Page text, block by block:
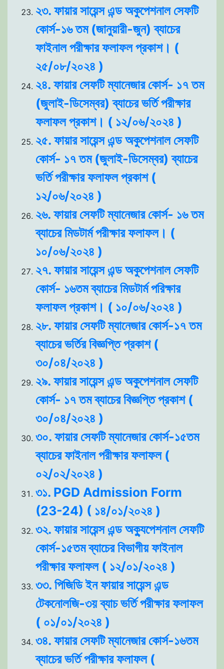
২৩. ফায়ার সায়েন্স এন্ড অকুপেশনাল সেফটি
কোর্স-১৬ তম (জানুয়ারী-জুন) ব্যাচের
ফাইনাল পরীক্ষার ফলাফল প্রকাশ। (
২৫/০৮/২০২৪ )
২৪. ফায়ার সেফটি ম্যানেজার কোর্স- ১৭ তম
(জুলাই-ডিসেম্বর) ব্যাচের ভর্তি পরীক্ষার
ফলাফল প্রকাশ। ( ১২/০৬/২০২৪ )
২৫. ফায়ার সায়েন্স এন্ড অকুপেশনাল সেফটি
কোর্স- ১৭ তম (জুলাই-ডিসেম্বর) ব্যাচের
ভর্তি পরীক্ষার ফলাফল প্রকাশ (
১২/০৬/২০২৪ )
২৬. ফায়ার সেফটি ম্যানেজার কোর্স- ১৬ তম
ব্যাচের মিডটার্ম পরীক্ষার ফলাফল। (
১০/০৬/২০২৪ )
২৭. ফায়ার সায়েন্স এন্ড অকুপেশনাল সেফটি
কোর্স- ১৬তম ব্যাচের মিডটার্ম পরিক্ষার
ফলাফল প্রকাশ। ( ১০/০৬/২০২৪ )
২৮. ফায়ার সেফটি ম্যানেজার কোর্স-১৭ তম
ব্যাচের ভর্তির বিজ্ঞপ্তি প্রকাশ (
৩০/০৪/২০২৪ )
২৯. ফায়ার সায়েন্স এন্ড অকুপেশনাল সেফটি
কোর্স- ১৭ তম ব্যাচের বিজ্ঞপ্তি প্রকাশ (
৩০/০৪/২০২৪ )
৩০. ফায়ার সেফটি ম্যানেজার কোর্স-১৫তম
ব্যাচের ফাইনাল পরীক্ষার ফলাফল (
০২/০২/২০২৪ )
৩১. PGD Admission Form
(23-24) ( ১৪/০১/২০২৪ )
৩২. ফায়ার সায়েন্স এন্ড অক্যুপেশনাল সেফটি
কোর্স-১৫তম ব্যাচের বিভাগীয় ফাইনাল
পরীক্ষার ফলাফল ( ১২/০১/২০২৪ )
৩৩. পিজিডি ইন ফায়ার সায়েন্স এন্ড
টেকনোলজি-৩য় ব্যাচ ভর্তি পরীক্ষার ফলাফল
( ০১/০১/২০২৪ )
৩৪. ফায়ার সেফটি ম্যানেজার কোর্স-১৬তম
ব্যাচের ভর্তি পরীক্ষার ফলাফল (